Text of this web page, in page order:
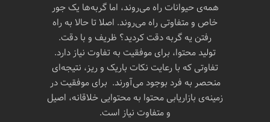
همه‌ی حیوانات راه می‌روند، اما گربه‌ها یک جور
خاص و متفاوتی راه می‌روند. اصلا تا حالا به راه
رفتن یه گربه دقت کردید؟ ظریف و با دقت.
تولید محتوا، برای موفقیت به تفاوت نیاز دارد.
تفاوتی که با رعایت نکات باریک و ریز، نتیجه‌ای
منحصر به فرد بوجود می‌آورند. برای موفقیت در
زمینه‌ی بازاریابی محتوا به محتوایی خلاقانه، اصیل
و متفاوت نیاز است.